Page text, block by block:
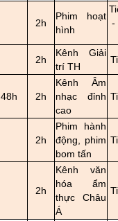
2h
Phim hoạt
hình
-
2h
Kênh Giải
trí TH
48h 2h
Kênh Âm
nhạc đỉnh
cao
2h
Phim hành
động, phim
bom tấn
2h
Kênh văn
hóa ẩm
thực Châu
Á